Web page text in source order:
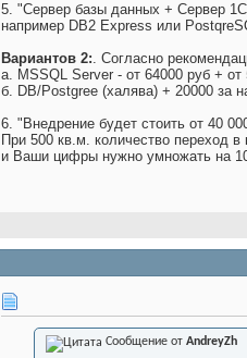
5. "Сервер базы данных + Сервер
например DB2 Express или
Вариантов 2:. Согласно
а. MSSQL Server - от 64000 руб +
б. DB/Postgree (халява) + 20000 за
6. "Внедрение будет стоить от 40
При 500 кв.м. количество переход
и Ваши цифры нужно умножать на
Сообщение от AndreyZh